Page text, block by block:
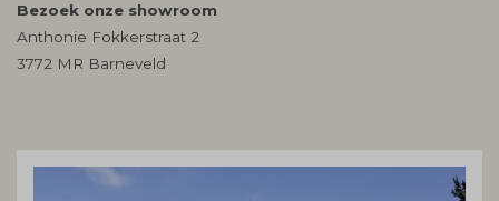
Bezoek onze showroom
Anthonie Fokkerstraat 2
3772 MR Barneveld